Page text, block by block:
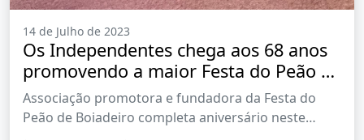
14 de Julho de 2023
Os Independentes chega aos 68 anos
promovendo a maior Festa do Peão da
América Latina
Associação promotora e fundadora da Festa do
Peão de Boiadeiro completa aniversário neste